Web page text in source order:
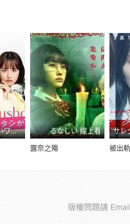
あざとかわいいワタシが優勝 線上看
るなしい 線上看
露奈之殤
版權問題請